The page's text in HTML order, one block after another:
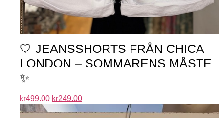
🤍 JEANSSHORTS FRÅN CHICA
LONDON – SOMMARENS MÅSTE
✨
kr499.00 kr249.00